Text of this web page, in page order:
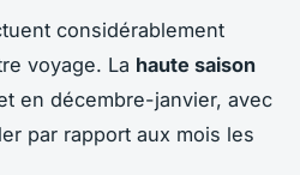
considérablement
voyage. La haute saison
en décembre-janvier, avec
par rapport aux mois les